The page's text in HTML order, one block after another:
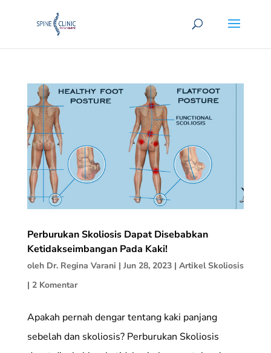
Perburukan Skoliosis Dapat Disebabkan
Ketidakseimbangan Pada Kaki!
oleh Dr. Regina Varani | Jun 28, 2023| Artikel Skoliosis
| 2 Komentar
Apakah pernah dengar tentang kaki panjang
sebelah dan skoliosis? Perburukan Skoliosis